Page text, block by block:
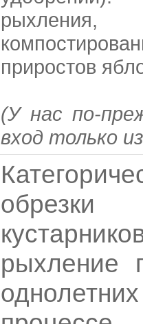
приростов
(У нас по-
вход только
рыхление